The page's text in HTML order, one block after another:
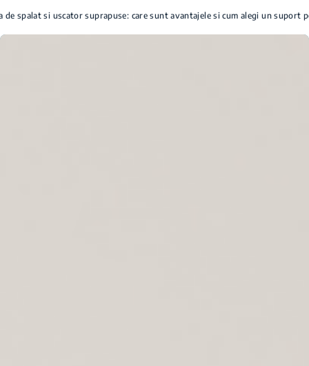
de spalat si uscator suprapuse: care sunt avantajele si cum alegi un suport